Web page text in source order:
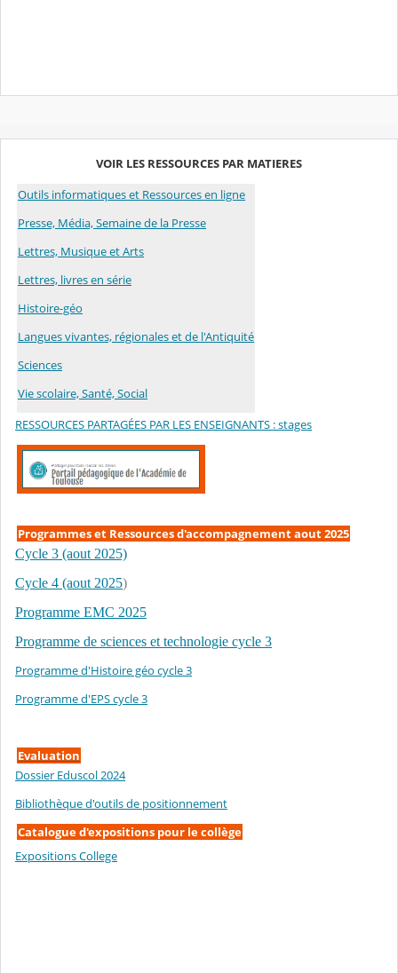
VOIR LES RESSOURCES PAR MATIERES
Outils informatiques et Ressources en ligne
Presse, Média, Semaine de la Presse
Lettres, Musique et Arts
Lettres, livres en série
Histoire-géo
Langues vivantes, régionales et de l'Antiquité
Sciences
Vie scolaire, Santé, Social
RESSOURCES PARTAGÉES PAR LES ENSEIGNANTS : stages
Programmes et Ressources d'accompagnement aout 2025
Cycle 3 (aout 2025)
Cycle 4 (aout 2025)
Programme EMC 2025
Programme de sciences et technologie cycle 3
Programme d'Histoire géo cycle 3
Programme d'EPS cycle 3
Evaluation
Dossier Eduscol 2024
Bibliothèque d'outils de positionnement
Catalogue d'expositions pour le collège
Expositions College